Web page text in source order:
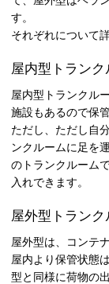
す。
それぞれについて
屋内型トランク
屋内型トランクル
施設もあるので保
ただし、ただし自
ンクルームに足を
のトランクルーム
入れできます。
屋外型トランク
屋外型は、コンテ
屋内より保管状態
型と同様に荷物の